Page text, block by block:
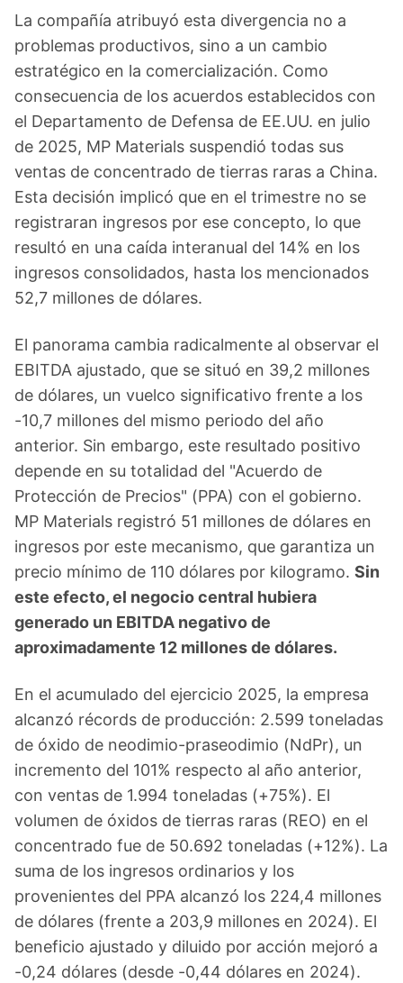
La compañía atribuyó esta divergencia no a
problemas productivos, sino a un cambio
estratégico en la comercialización. Como
consecuencia de los acuerdos establecidos con
el Departamento de Defensa de EE.UU. en julio
de 2025, MP Materials suspendió todas sus
ventas de concentrado de tierras raras a China.
Esta decisión implicó que en el trimestre no se
registraran ingresos por ese concepto, lo que
resultó en una caída interanual del 14% en los
ingresos consolidados, hasta los mencionados
52,7 millones de dólares.
El panorama cambia radicalmente al observar el
EBITDA ajustado, que se situó en 39,2 millones
de dólares, un vuelco significativo frente a los
-10,7 millones del mismo periodo del año
anterior. Sin embargo, este resultado positivo
depende en su totalidad del "Acuerdo de
Protección de Precios" (PPA) con el gobierno.
MP Materials registró 51 millones de dólares en
ingresos por este mecanismo, que garantiza un
precio mínimo de 110 dólares por kilogramo. Sin
este efecto, el negocio central hubiera
generado un EBITDA negativo de
aproximadamente 12 millones de dólares.
En el acumulado del ejercicio 2025, la empresa
alcanzó récords de producción: 2.599 toneladas
de óxido de neodimio-praseodimio (NdPr), un
incremento del 101% respecto al año anterior,
con ventas de 1.994 toneladas (+75%). El
volumen de óxidos de tierras raras (REO) en el
concentrado fue de 50.692 toneladas (+12%). La
suma de los ingresos ordinarios y los
provenientes del PPA alcanzó los 224,4 millones
de dólares (frente a 203,9 millones en 2024). El
beneficio ajustado y diluido por acción mejoró a
-0,24 dólares (desde -0,44 dólares en 2024).